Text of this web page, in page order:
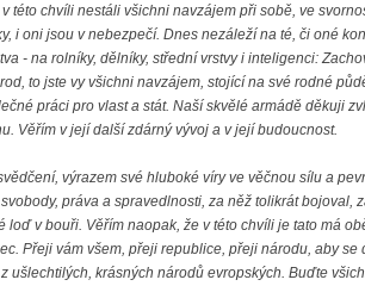
této chvíli nestáli všichni navzájem při sobě, ve
i oni jsou v nebezpečí. Dnes nezáleží na té, či oné
- na rolníky, dělníky, střední vrstvy i inteligenci:
to jste vy všichni navzájem, stojící na své rodné
práci pro vlast a stát. Naší skvělé armádě děkuji
Věřím v její další zdárný vývoj a v její budoucnost.
výrazem své hluboké víry ve věčnou sílu a
práva a spravedlnosti, za něž tolikrát
loď v bouři. Věřím naopak, že v této chvíli je tato má
Přeji vám všem, přeji republice, přeji národu, aby
ušlechtilých, krásných národů evropských. Buďte